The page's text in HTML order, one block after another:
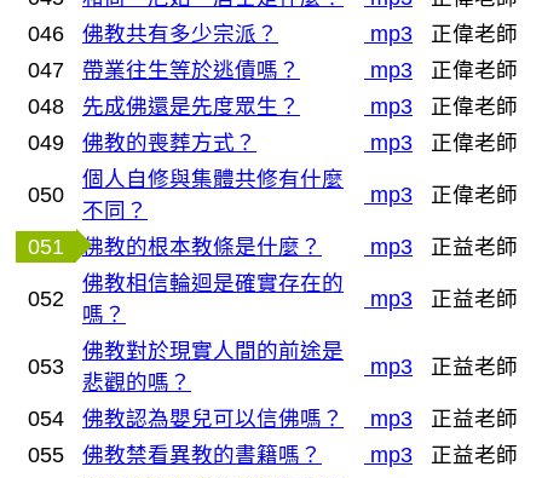
046
佛教共有多少宗派？ mp3
正偉老師
047
帶業往生等於逃債嗎？ mp3
正偉老師
048
先成佛還是先度眾生？ mp3
正偉老師
049
佛教的喪葬方式？ mp3 正偉老師
050
個人自修與集體共修有什麼
不同？
mp3 正偉老師
051 佛教的根本教條是什麼？ mp3 正益老師
052
佛教相信輪迴是確實存在的
嗎？
mp3 正益老師
053
佛教對於現實人間的前途是
悲觀的嗎？
mp3 正益老師
054 佛教認為嬰兒可以信佛嗎？ mp3
正益老師
055
佛教禁看異教的書籍嗎？ mp3 正益老師